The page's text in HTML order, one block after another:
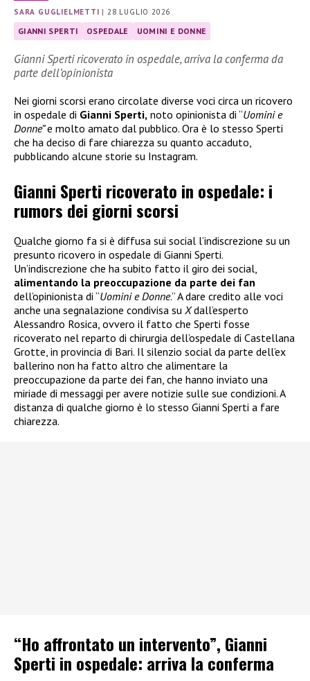
SARA GUGLIELMETTI |28 LUGLIO 2026
GIANNI SPERTI OSPEDALE UOMINI E DONNE
Gianni Sperti ricoverato in ospedale, arriva la conferma da
parte dell’opinionista
Nei giorni scorsi erano circolate diverse voci circa un ricovero
in ospedale di Gianni Sperti, noto opinionista di “Uomini e
Donne”e molto amato dal pubblico. Ora è lo stesso Sperti
che ha deciso di fare chiarezza su quanto accaduto,
pubblicando alcune storie su Instagram.
Gianni Sperti ricoverato in ospedale: i
rumors dei giorni scorsi
Qualche giorno fa si è diffusa sui social l’indiscrezione su un
presunto ricovero in ospedale di Gianni Sperti.
Un’indiscrezione che ha subito fatto il giro dei social,
alimentando la preoccupazione da parte dei fan
dell’opinionista di “Uomini e Donne.” A dare credito alle voci
anche una segnalazione condivisa su Xdall’esperto
Alessandro Rosica, ovvero il fatto che Sperti fosse
ricoverato nel reparto di chirurgia dell’ospedale di Castellana
Grotte, in provincia di Bari. Il silenzio social da parte dell’ex
ballerino non ha fatto altro che alimentare la
preoccupazione da parte dei fan, che hanno inviato una
miriade di messaggi per avere notizie sulle sue condizioni. A
distanza di qualche giorno è lo stesso Gianni Sperti a fare
chiarezza.
“Ho affrontato un intervento”, Gianni
Sperti in ospedale: arriva la conferma